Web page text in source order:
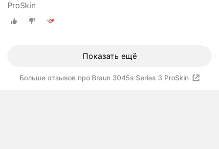
ProSkin
Показать ещё
Больше отзывов про Braun 3045s Series 3 ProSkin